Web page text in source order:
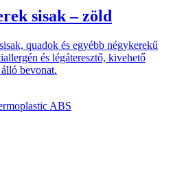
sisak – zöld
quadok és egyébb négykerekű
és légáteresztő, kivehető
bevonat.
ABS